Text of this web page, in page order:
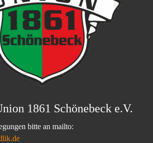
1861 Schönebeck e.V.
bitte an mailto: